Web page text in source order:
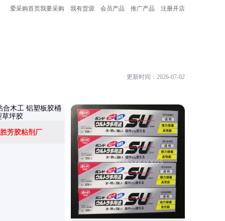
爱采购首页我要采购 我有货源 会员产品 推广产品 注册开店
更新时间：2026-07-02
芳胶粘剂厂